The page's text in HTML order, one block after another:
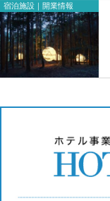
宿泊施設｜開業情報